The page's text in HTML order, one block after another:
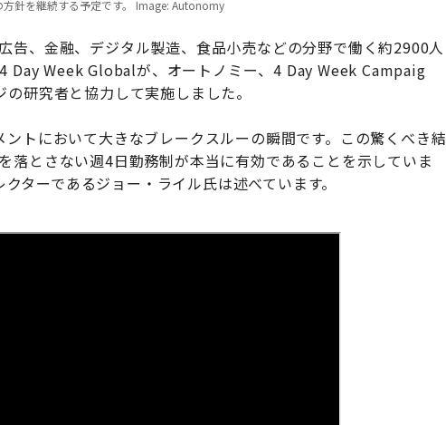
針を継続する予定です。 Image: Autonomy
告、金融、デジタル製造、食品小売などの分野で働く約2900人
Day Week Globalが、オートノミー、4 Day Week Campaig
研究者と協力して実施しました。
ントにおいて大きなブレークスルーの瞬間です。この驚くべき結
落とさない週4日勤務制が本当に有効であることを示していま
ターであるジョー・ライル氏は述べています。